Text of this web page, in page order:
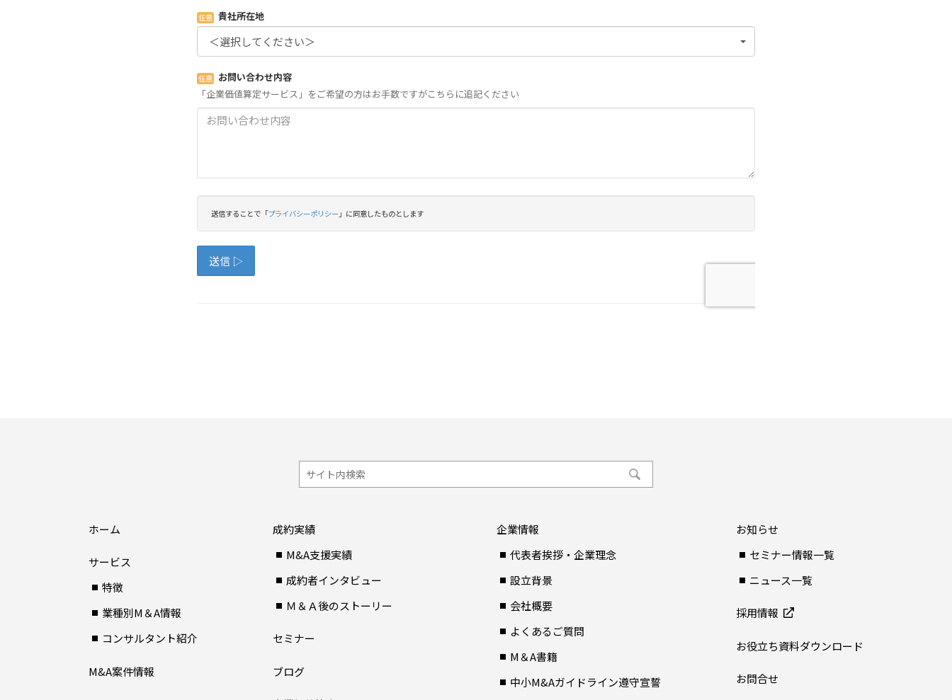
ホーム
サービス
特徴
業種別M＆A情報
コンサルタント紹介
M&A案件情報
成約実績
M&A支援実績
成約者インタビュー
Ｍ＆Ａ後のストーリー
セミナー
ブログ
企業情報
代表者挨拶・企業理念
設立背景
会社概要
よくあるご質問
M＆A書籍
中小M&Aガイドライン遵守宣誓
お知らせ
セミナー情報一覧
ニュース一覧
採用情報
お役立ち資料ダウンロード
お問合せ